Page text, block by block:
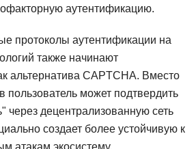
аутентификацию.
протоколы аутентификации на
также начинают
альтернатива CAPTCHA. Вместо
пользователь может подтвердить
через децентрализованную сеть
создает более устойчивую к
атакам экосистему.